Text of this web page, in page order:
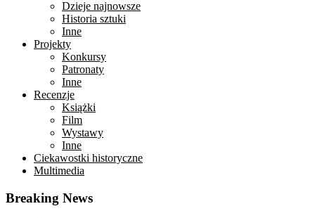
Dzieje najnowsze
Historia sztuki
Inne
Projekty
Konkursy
Patronaty
Inne
Recenzje
Książki
Film
Wystawy
Inne
Ciekawostki historyczne
Multimedia
Breaking News